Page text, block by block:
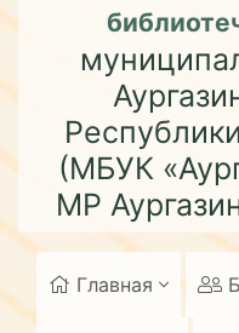
(МБУК
МР
Главная